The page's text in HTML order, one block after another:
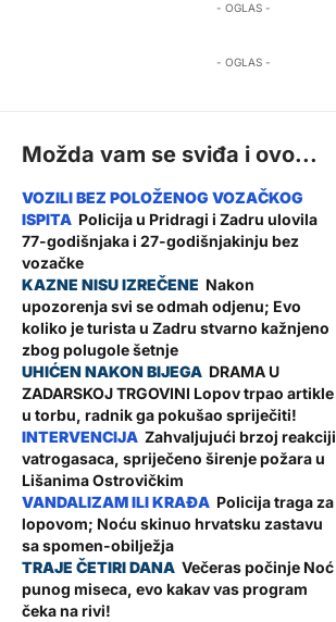
- OGLAS -
- OGLAS -
Možda vam se sviđa i ovo...
Policija u Pridragi i Zadru ulovila
77-godišnjaka i 27-godišnjakinju bez
vozačke
Nakon
upozorenja svi se odmah odjenu; Evo
koliko je turista u Zadru stvarno kažnjeno
zbog polugole šetnje
DRAMA U
ZADARSKOJ TRGOVINI Lopov trpao artikle
u torbu, radnik ga pokušao spriječiti!
Zahvaljujući brzoj reakciji
vatrogasaca, spriječeno širenje požara u
Lišanima Ostrovičkim
Policija traga za
lopovom; Noću skinuo hrvatsku zastavu
sa spomen-obilježja
Večeras počinje Noć
punog miseca, evo kakav vas program
čeka na rivi!